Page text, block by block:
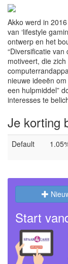
Akko werd in
van ‘lifestyle
ontwerp en het
“Diversificatie
motiveert, die
nieuwe ideeën
een hulpmiddel”
interesses te
Je korting
Default